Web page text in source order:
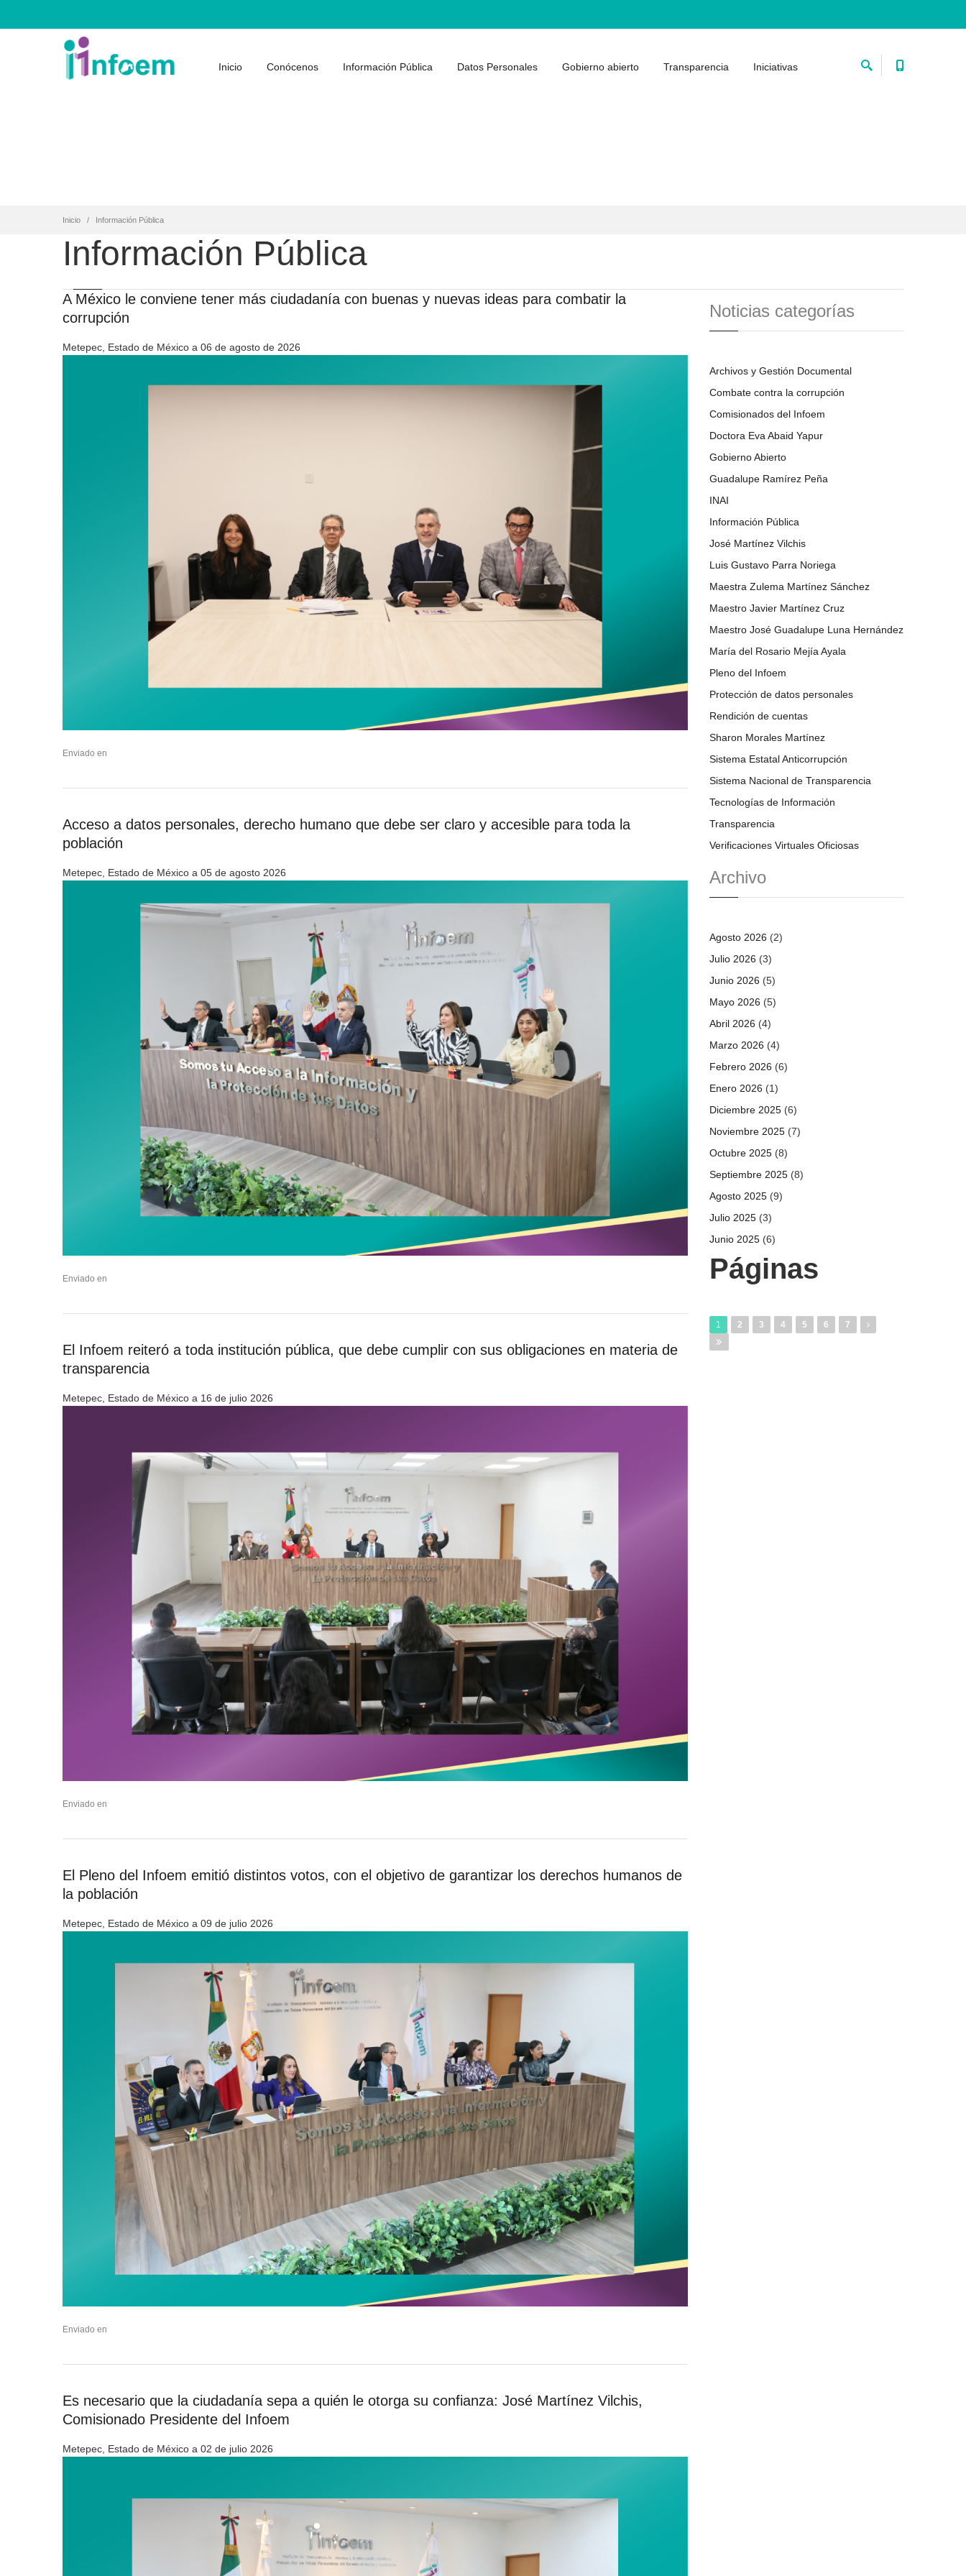
Inicio Conócenos Información Pública Datos Personales Gobierno abierto Transparencia Iniciativas
Inicio Información Pública
Información Pública
A México le conviene tener más ciudadanía con buenas y nuevas ideas para combatir la
corrupción
Metepec, Estado de México a 06 de agosto de 2026
Enviado en
Acceso a datos personales, derecho humano que debe ser claro y accesible para toda la
población
Metepec, Estado de México a 05 de agosto 2026
Enviado en
El Infoem reiteró a toda institución pública, que debe cumplir con sus obligaciones en materia de
transparencia
Metepec, Estado de México a 16 de julio 2026
Enviado en
El Pleno del Infoem emitió distintos votos, con el objetivo de garantizar los derechos humanos de
la población
Metepec, Estado de México a 09 de julio 2026
Enviado en
Es necesario que la ciudadanía sepa a quién le otorga su confianza: José Martínez Vilchis,
Comisionado Presidente del Infoem
Metepec, Estado de México a 02 de julio 2026
Noticias categorías
Archivos y Gestión Documental
Combate contra la corrupción
Comisionados del Infoem
Doctora Eva Abaid Yapur
Gobierno Abierto
Guadalupe Ramírez Peña
INAI
Información Pública
José Martínez Vilchis
Luis Gustavo Parra Noriega
Maestra Zulema Martínez Sánchez
Maestro Javier Martínez Cruz
Maestro José Guadalupe Luna Hernández
María del Rosario Mejía Ayala
Pleno del Infoem
Protección de datos personales
Rendición de cuentas
Sharon Morales Martínez
Sistema Estatal Anticorrupción
Sistema Nacional de Transparencia
Tecnologías de Información
Transparencia
Verificaciones Virtuales Oficiosas
Archivo
Agosto 2026 (2)
Julio 2026 (3)
Junio 2026 (5)
Mayo 2026 (5)
Abril 2026 (4)
Marzo 2026 (4)
Febrero 2026 (6)
Enero 2026 (1)
Diciembre 2025 (6)
Noviembre 2025 (7)
Octubre 2025 (8)
Septiembre 2025 (8)
Agosto 2025 (9)
Julio 2025 (3)
Junio 2025 (6)
Páginas
1 2 3 4 5 6 7